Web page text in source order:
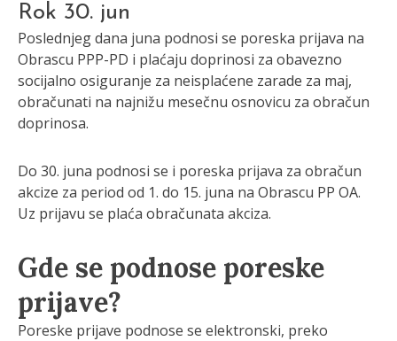
Rok 30. jun
Poslednjeg dana juna podnosi se poreska prijava na
Obrascu PPP-PD i plaćaju doprinosi za obavezno
socijalno osiguranje za neisplaćene zarade za maj,
obračunati na najnižu mesečnu osnovicu za obračun
doprinosa.
Do 30. juna podnosi se i poreska prijava za obračun
akcize za period od 1. do 15. juna na Obrascu PP OA.
Uz prijavu se plaća obračunata akciza.
Gde se podnose poreske
prijave?
Poreske prijave podnose se elektronski, preko